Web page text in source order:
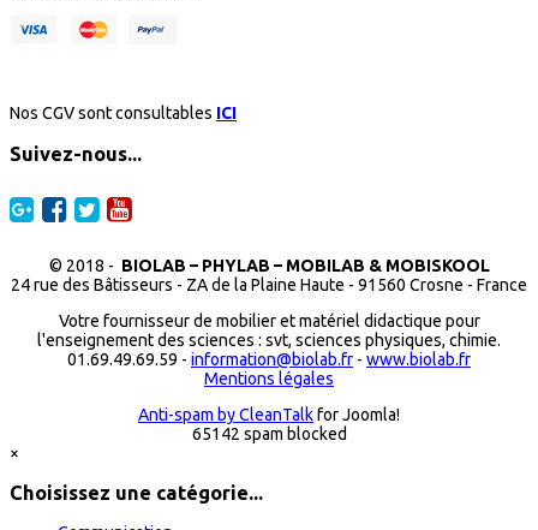
Nos CGV sont consultables ICI
Suivez-nous...
© 2018 - BIOLAB – PHYLAB – MOBILAB & MOBISKOOL
24 rue des Bâtisseurs - ZA de la Plaine Haute - 91560 Crosne - France
Votre fournisseur de mobilier et matériel didactique pour
l'enseignement des sciences : svt, sciences physiques, chimie.
01.69.49.69.59 - information@biolab.fr - www.biolab.fr
Mentions légales
Anti-spam by CleanTalkfor Joomla!
65142 spam blocked
×
Choisissez une catégorie...